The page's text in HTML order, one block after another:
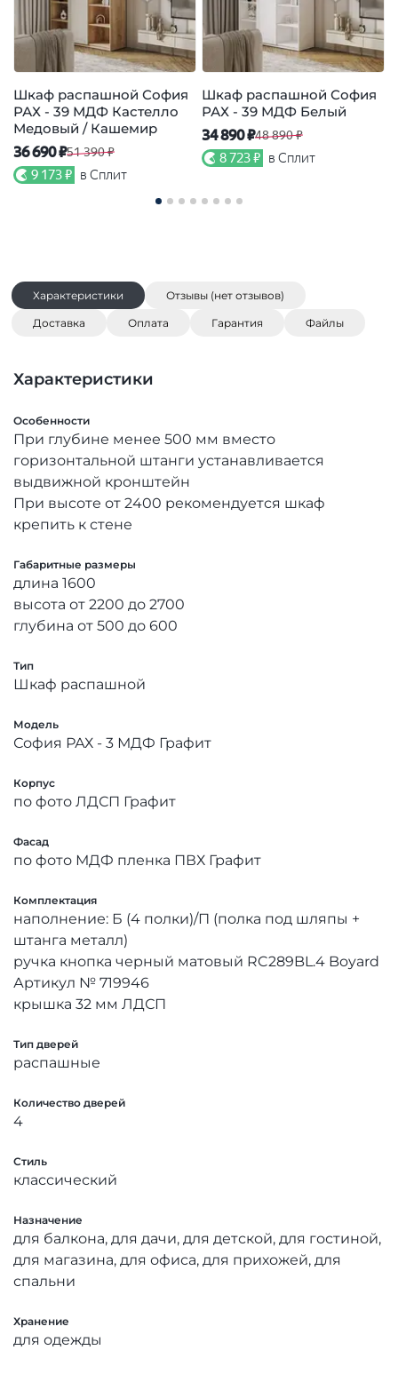
Шкаф распашной София
РАХ - 39 МДФ Кастелло
Медовый / Кашемир
36 690 ₽51 390 ₽
9 173 ₽ в Сплит
Шкаф распашной София
РАХ - 39 МДФ Белый
34 890 ₽48 890 ₽
8 723 ₽ в Сплит
Характеристики Отзывы (нет отзывов)
Доставка Оплата Гарантия Файлы
Характеристики
Особенности
При глубине менее 500 мм вместо
горизонтальной штанги устанавливается
выдвижной кронштейн
При высоте от 2400 рекомендуется шкаф
крепить к стене
Габаритные размеры
длина 1600
высота от 2200 до 2700
глубина от 500 до 600
Тип
Шкаф распашной
Модель
София РАХ - 3 МДФ Графит
Корпус
по фото ЛДСП Графит
Фасад
по фото МДФ пленка ПВХ Графит
Комплектация
наполнение: Б (4 полки)/П (полка под шляпы +
штанга металл)
ручка кнопка черный матовый RC289BL.4 Boyard
Артикул № 719946
крышка 32 мм ЛДСП
Тип дверей
распашные
Количество дверей
4
Стиль
классический
Назначение
для балкона, для дачи, для детской, для гостиной,
для магазина, для офиса, для прихожей, для
спальни
Хранение
для одежды